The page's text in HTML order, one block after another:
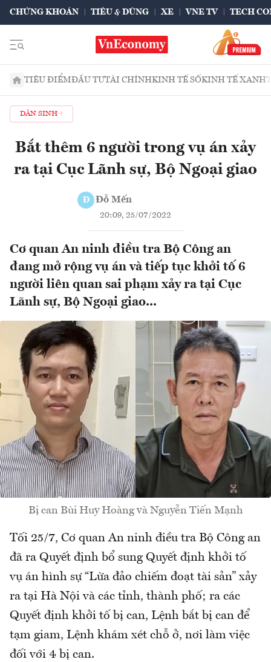
CHỨNG KHOÁN TIÊU & DÙNG XE VNE TV TECH
TIÊU ĐIỂMĐẦU TƯTÀI CHÍNHKINH TẾ SỐKINH TẾ XANH
DÂN SINH
Bắt thêm 6 người trong vụ án xảy
ra tại Cục Lãnh sự, Bộ Ngoại giao
Đ Đỗ Mến
20:09, 25/07/2022
Cơ quan An ninh điều tra Bộ Công an
đang mở rộng vụ án và tiếp tục khởi tố 6
người liên quan sai phạm xảy ra tại Cục
Lãnh sự, Bộ Ngoại giao...
Bị can Bùi Huy Hoàng và Nguyễn Tiến Mạnh
Tối 25/7, Cơ quan An ninh điều tra Bộ Công an
đã ra Quyết định bổ sung Quyết định khởi tố
vụ án hình sự “Lừa đảo chiếm đoạt tài sản” xảy
ra tại Hà Nội và các tỉnh, thành phố; ra các
Quyết định khởi tố bị can, Lệnh bắt bị can để
tạm giam, Lệnh khám xét chỗ ở, nơi làm việc
đối với 4 bị can.